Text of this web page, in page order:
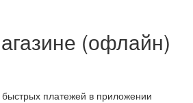
(офлайн)
платежей в приложении